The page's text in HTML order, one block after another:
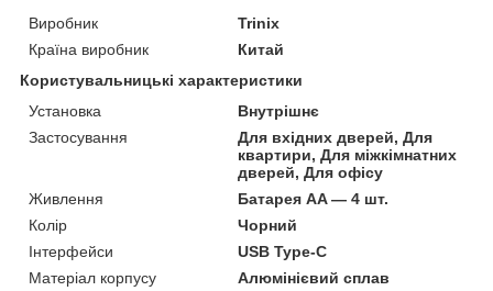
Виробник
Trinix
Країна виробник
Китай
Користувальницькі характеристики
Установка
Внутрішнє
Застосування
Для вхідних дверей, Для
квартири, Для міжкімнатних
дверей, Для офісу
Живлення
Батарея AA — 4 шт.
Колір
Чорний
Інтерфейси
USB Type-C
Матеріал корпусу
Алюмінієвий сплав